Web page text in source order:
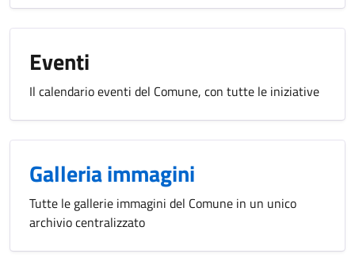
Eventi
Il calendario eventi del Comune, con tutte le iniziative
Galleria immagini
Tutte le gallerie immagini del Comune in un unico
archivio centralizzato